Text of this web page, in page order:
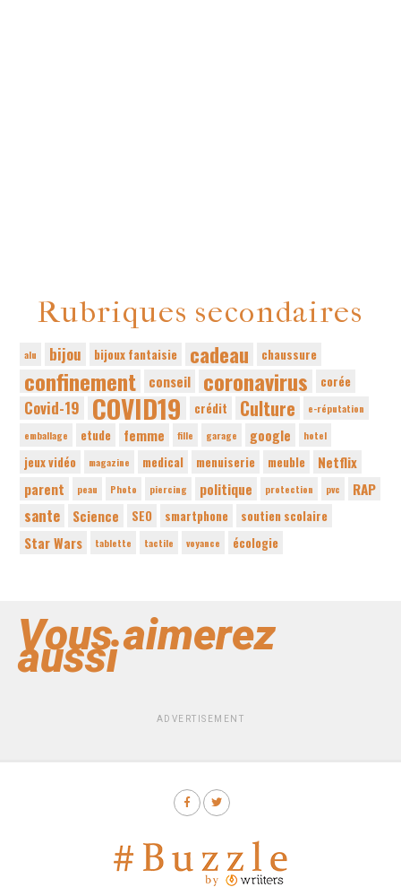
Rubriques secondaires
alu bijou bijoux fantaisie cadeau chaussure
confinement conseil coronavirus corée
Covid-19 COVID19 crédit Culture
e-réputation
emballage
etude femme fille garage google hotel
jeux vidéo magazine medical menuiserie meuble
Netflix
parent
peau Photo piercing politique protection pvc RAP
sante Science SEO smartphone soutien scolaire
Star Wars tablette tactile voyance écologie
Vous aimerez
aussi
ADVERTISEMENT